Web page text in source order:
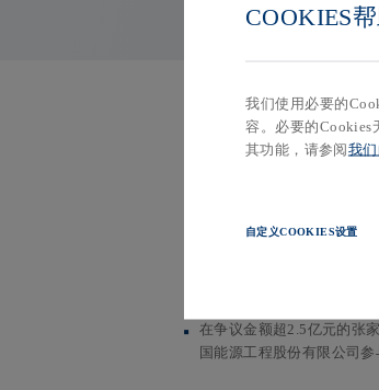
代表案例
最高院案件：
在争议金额超2.5亿元的张
国能源工程股份有限公司
COOKIES
我们使用必要的
容。必要的Cookies
其功能，请参阅我
自定义COOKIES设置